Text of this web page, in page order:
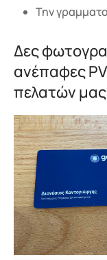
Την
Δες
ανέπαφες
πελατών